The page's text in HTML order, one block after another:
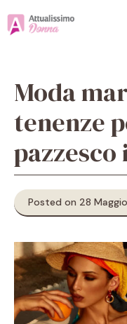
Moda
tenenze
Posted on 28